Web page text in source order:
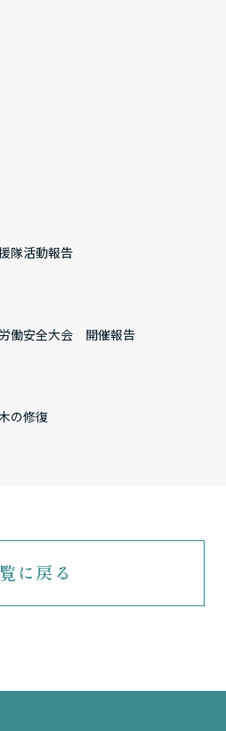
隊活動報告
働安全大会 開催報告
の修復
に戻る